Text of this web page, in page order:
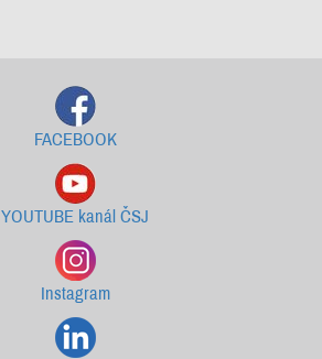
FACEBOOK
YOUTUBE kanál ČSJ
Instagram